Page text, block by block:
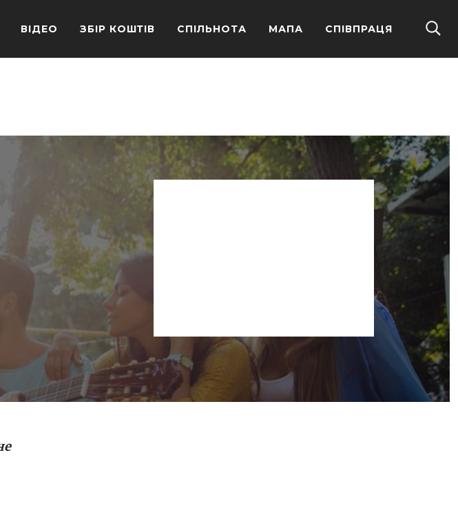
ВІДЕО ЗБІР КОШТІВ СПІЛЬНОТА МАПА СПІВПРАЦЯ